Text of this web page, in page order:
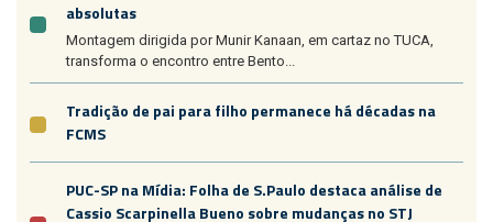
absolutas
Montagem dirigida por Munir Kanaan, em cartaz no TUCA,
transforma o encontro entre Bento...
Tradição de pai para filho permanece há décadas na
FCMS
PUC-SP na Mídia: Folha de S.Paulo destaca análise de
Cassio Scarpinella Bueno sobre mudanças no STJ